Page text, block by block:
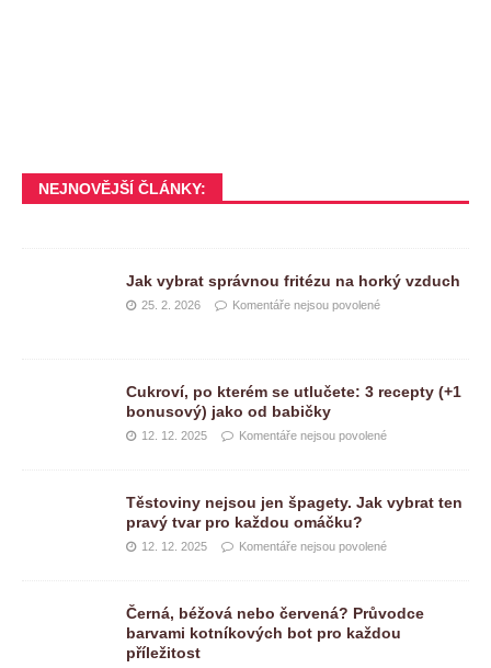
NEJNOVĚJŠÍ ČLÁNKY:
Jak vybrat správnou fritézu na horký vzduch
25. 2. 2026 Komentáře nejsou povolené
Cukroví, po kterém se utlučete: 3 recepty (+1
bonusový) jako od babičky
12. 12. 2025 Komentáře nejsou povolené
Těstoviny nejsou jen špagety. Jak vybrat ten
pravý tvar pro každou omáčku?
12. 12. 2025 Komentáře nejsou povolené
Černá, béžová nebo červená? Průvodce
barvami kotníkových bot pro každou
příležitost